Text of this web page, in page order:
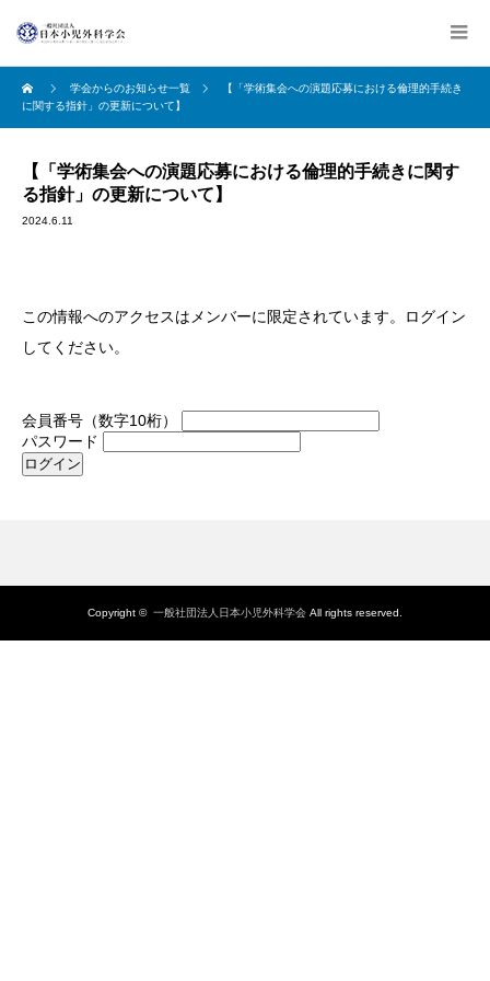
学会からのお知らせ一覧
【「学術集会への演題応募における倫理的手続き
に関する指針」の更新について】
【「学術集会への演題応募における倫理的手続きに関す
る指針」の更新について】
2024.6.11
この情報へのアクセスはメンバーに限定されています。ログイン
してください。
会員番号（数字10桁）
パスワード
Copyright © 一般社団法人日本小児外科学会 All rights reserved.